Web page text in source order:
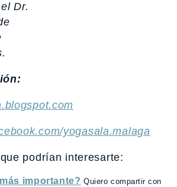
Dr.
yogasala.malaga
podrían interesarte:
importante? Quiero compartir con